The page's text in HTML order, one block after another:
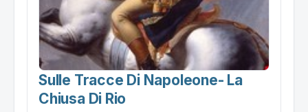
Sulle Tracce Di Napoleone- La
Chiusa Di Rio